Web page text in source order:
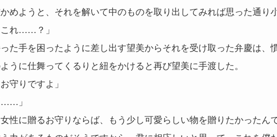
めようと、それを解いて中のものを取り出してみれば思った通り
これ……？」
た手を困ったように差し出す望美からそれを受け取った弁慶は、
うに仕舞ってくるりと紐をかけると再び望美に手渡した。
お守りですよ」
……」
女性に贈るお守りならば、もう少し可愛らしい物を贈りたかったん